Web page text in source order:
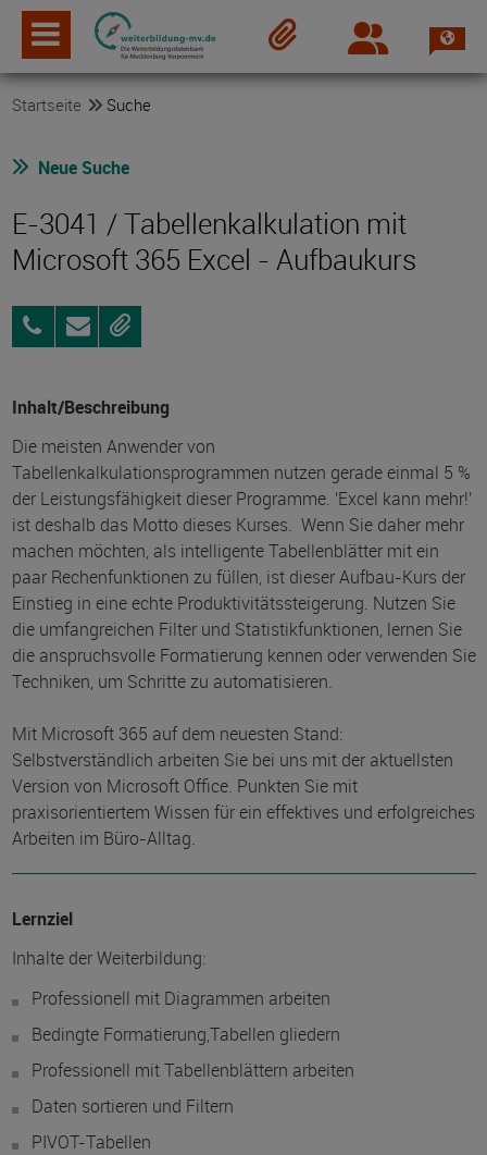
Login
Startseite Suche
Neue Suche
E-3041 / Tabellenkalkulation mit
Microsoft 365 Excel - Aufbaukurs
0381
96903075
AnfragenMerken
Inhalt/Beschreibung
Die meisten Anwender von
Tabellenkalkulationsprogrammen nutzen gerade einmal 5 %
der Leistungsfähigkeit dieser Programme. 'Excel kann mehr!'
ist deshalb das Motto dieses Kurses. Wenn Sie daher mehr
machen möchten, als intelligente Tabellenblätter mit ein
paar Rechenfunktionen zu füllen, ist dieser Aufbau-Kurs der
Einstieg in eine echte Produktivitätssteigerung. Nutzen Sie
die umfangreichen Filter und Statistikfunktionen, lernen Sie
die anspruchsvolle Formatierung kennen oder verwenden Sie
Techniken, um Schritte zu automatisieren.
Mit Microsoft 365 auf dem neuesten Stand:
Selbstverständlich arbeiten Sie bei uns mit der aktuellsten
Version von Microsoft Office. Punkten Sie mit
praxisorientiertem Wissen für ein effektives und erfolgreiches
Arbeiten im Büro-Alltag.
Lernziel
Inhalte der Weiterbildung:
Professionell mit Diagrammen arbeiten
Bedingte Formatierung,Tabellen gliedern
Professionell mit Tabellenblättern arbeiten
Daten sortieren und Filtern
PIVOT-Tabellen